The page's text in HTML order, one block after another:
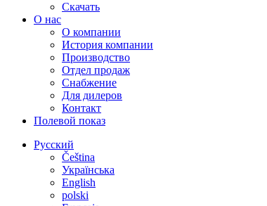
Скачать
О нас
О компании
История компании
Производство
Отдел продаж
Cнабжение
Для дилеров
Контакт
Полевой показ
Русский
Čeština
Українська
English
polski